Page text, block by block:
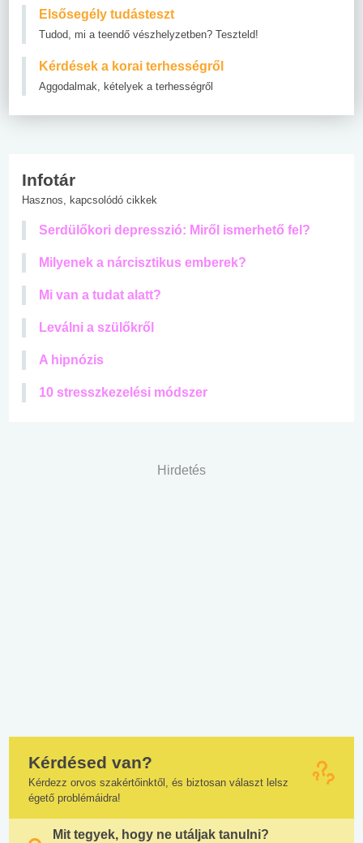
Elsősegély tudásteszt
Tudod, mi a teendő vészhelyzetben? Teszteld!
Kérdések a korai terhességről
Aggodalmak, kételyek a terhességről
Infotár
Hasznos, kapcsolódó cikkek
Serdülőkori depresszió: Miről ismerhető fel?
Milyenek a nárcisztikus emberek?
Mi van a tudat alatt?
Leválni a szülőkről
A hipnózis
10 stresszkezelési módszer
Hirdetés
Kérdésed van?
Kérdezz orvos szakértőinktől, és biztosan választ lelsz
égető problémáidra!
Mit tegyek, hogy ne utáljak tanulni?